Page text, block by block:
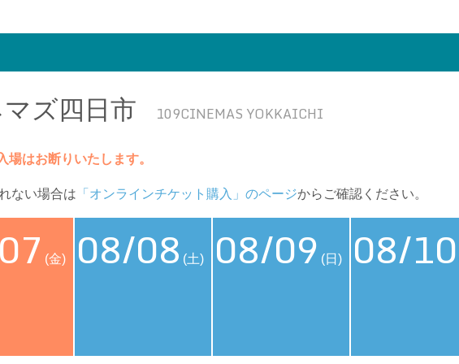
ズ四日市 109CINEMAS YOKKAICHI
場はお断りいたします。
ない場合は 「オンラインチケット購入」のページからご確認ください。
(金) 08/08 (土) 08/09 (日) 08/10